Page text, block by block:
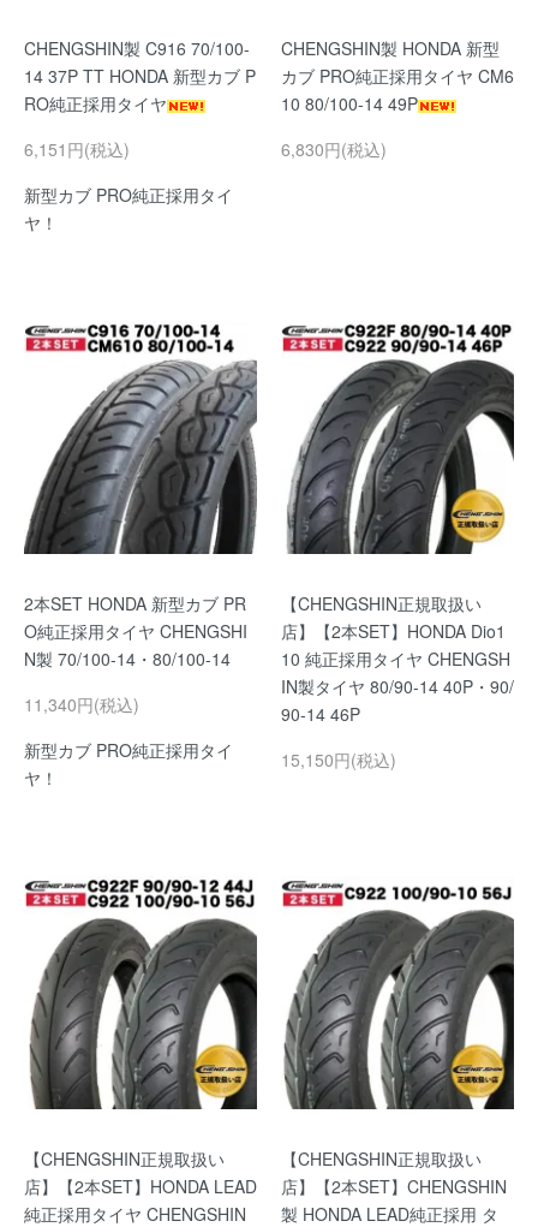
CHENGSHIN製 C916 70/100-
14 37P TT HONDA 新型カブ P
RO純正採用タイヤ
6,151円(税込)
新型カブ PRO純正採用タイ
ヤ！
CHENGSHIN製 HONDA 新型
カブ PRO純正採用タイヤ CM6
10 80/100-14 49P
6,830円(税込)
2本SET HONDA 新型カブ PR
O純正採用タイヤ CHENGSHI
N製 70/100-14・80/100-14
11,340円(税込)
新型カブ PRO純正採用タイ
ヤ！
【CHENGSHIN正規取扱い
店】【2本SET】HONDA Dio1
10 純正採用タイヤ CHENGSH
IN製タイヤ 80/90-14 40P・90/
90-14 46P
15,150円(税込)
【CHENGSHIN正規取扱い
店】【2本SET】HONDA LEAD
純正採用タイヤ CHENGSHIN
【CHENGSHIN正規取扱い
店】【2本SET】CHENGSHIN
製 HONDA LEAD純正採用 タ